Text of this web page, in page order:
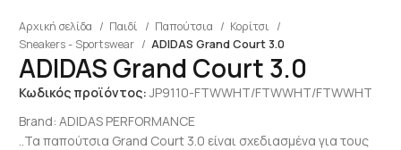
Αρχική σελίδα Παιδί Παπούτσια
Κορίτσι
Sneakers - Sportswear
ADIDAS Grand Court 3.0
ADIDAS Grand Court 3.0
Κωδικός προϊόντος:JP9110-FTWWHT/FTWWHT/FTWWHT
Brand: ADIDAS PERFORMANCE
..Τα παπούτσια Grand Court 3.0 είναι σχεδιασμένα για τους